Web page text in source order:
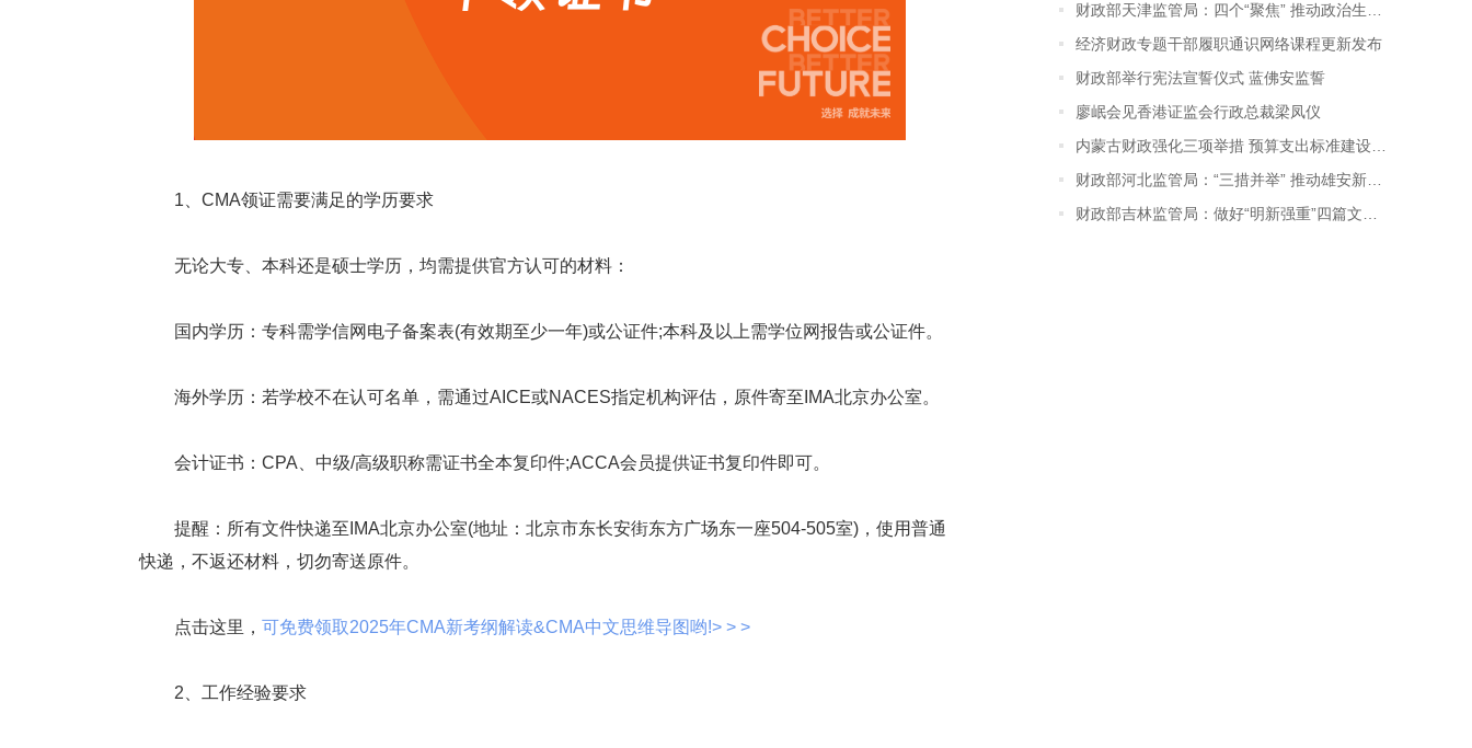
1、CMA领证需要满足的学历要求
无论大专、本科还是硕士学历，均需提供官方认可的材料：
国内学历：专科需学信网电子备案表(有效期至少一年)或公证件;本科及以上需学位网报告或公证件。
海外学历：若学校不在认可名单，需通过AICE或NACES指定机构评估，原件寄至IMA北京办公室。
会计证书：CPA、中级/高级职称需证书全本复印件;ACCA会员提供证书复印件即可。
提醒：所有文件快递至IMA北京办公室(地址：北京市东长安街东方广场东一座504-505室)，使用普通
快递，不返还材料，切勿寄送原件。
点击这里， 可免费领取2025年CMA新考纲解读&CMA中文思维导图哟!> > >
2、工作经验要求
财政部天津监管局：四个“聚焦” 推动政治生态建设走深走实
经济财政专题干部履职通识网络课程更新发布
财政部举行宪法宣誓仪式 蓝佛安监誓
廖岷会见香港证监会行政总裁梁凤仪
内蒙古财政强化三项举措 预算支出标准建设及应用成效显著
财政部河北监管局：“三措并举” 推动雄安新区财政监督取得新成效
财政部吉林监管局：做好“明新强重”四篇文章 进一步提升会计监督成效